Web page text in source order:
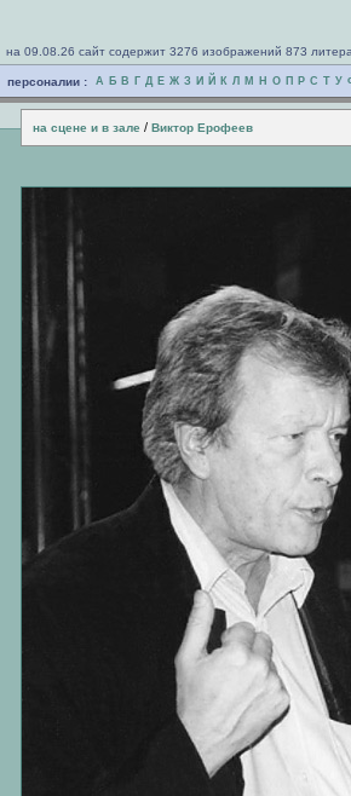
на 09.08.26 сайт содержит 3276 изображений 873
персоналии : А Б В Г Д Е Ж З И Й К Л М Н О П Р С Т У
на сцене и в зале / Виктор Ерофеев